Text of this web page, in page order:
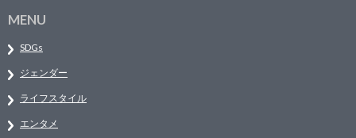
MENU
SDGs
ジェンダー
ライフスタイル
エンタメ